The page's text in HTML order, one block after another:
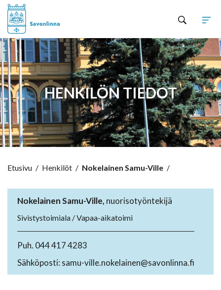
HENKILÖN TIEDOT
Etusivu / Henkilöt / Nokelainen Samu-Ville /
Nokelainen Samu-Ville, nuorisotyöntekijä
Sivistystoimiala / Vapaa-aikatoimi
Puh. 044 417 4283
Sähköposti: samu-ville.nokelainen@savonlinna.fi